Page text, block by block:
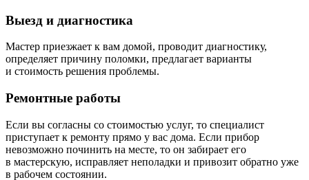
Выезд и диагностика
Мастер приезжает к вам домой, проводит диагностику,
определяет причину поломки, предлагает варианты
и стоимость решения проблемы.
Ремонтные работы
Если вы согласны со стоимостью услуг, то специалист
приступает к ремонту прямо у вас дома. Если прибор
невозможно починить на месте, то он забирает его
в мастерскую, исправляет неполадки и привозит обратно уже
в рабочем состоянии.